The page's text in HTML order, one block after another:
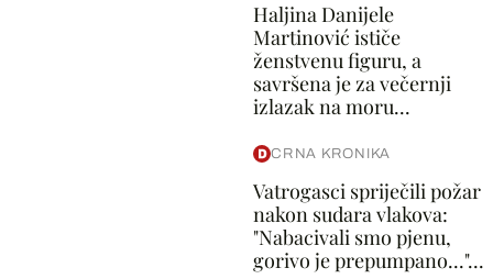
Haljina Danijele
Martinović ističe
ženstvenu figuru, a
savršena je za večernji
izlazak na moru...
CRNA KRONIKA
Vatrogasci spriječili požar
nakon sudara vlakova:
"Nabacivali smo pjenu,
gorivo je prepumpano..."...